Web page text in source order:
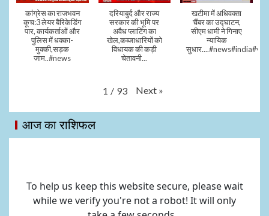
कांग्रेस का राजभवन
कूच:3 लेयर बैरिकेडिंग
पार, कार्यकर्ताओं और
पुलिस में धक्का-
मुक्की,सड़क
जाम..#news
दरियाबुर्द और राज्य
सरकार की भूमि पर
अवैध प्लाटिंग का
खेल,कब्जाधारियों को
विधायक की कड़ी
चेतावनी...
खटीमा में अधिवक्ता
चैंबर का उद्घाटन,
सीएम धामी ने गिनाए
न्यायिक
1 / 93 Next »
आज का राशिफल